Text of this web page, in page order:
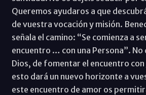
Queremos ayudaros a que
de vuestra vocación y misión.
señala el camino: “Se comienza a
encuentro … con una Persona”. No
Dios, de fomentar el encuentro con
esto dará un nuevo horizonte a
este encuentro de amor os